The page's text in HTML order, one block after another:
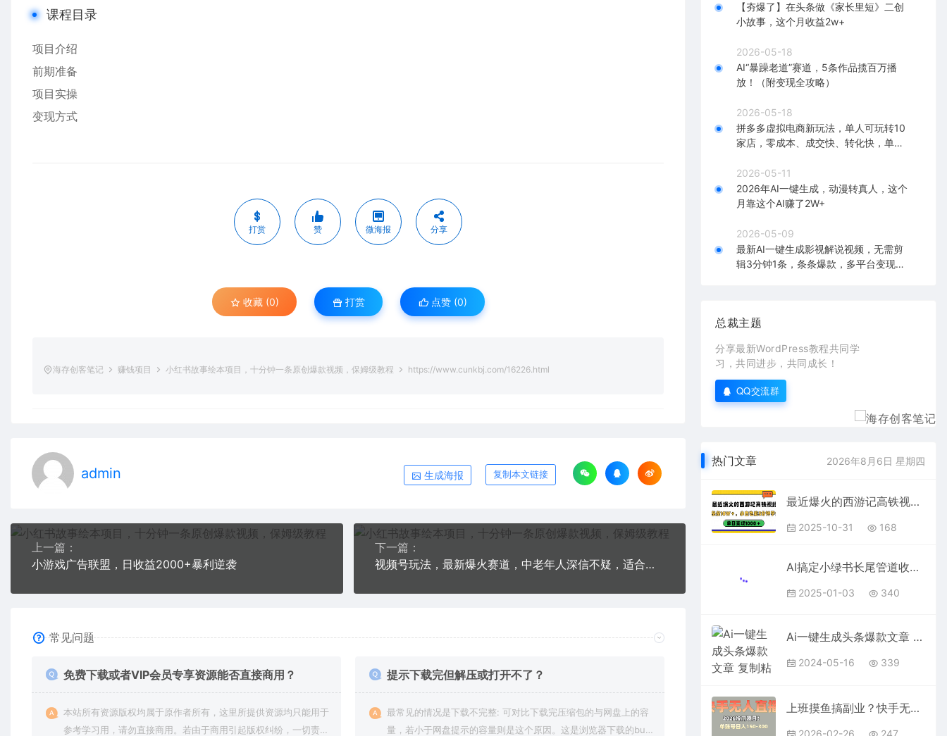
课程目录
项目介绍
前期准备
项目实操
变现方式
打赏 赞 微海报 分享
收藏 (0) 打赏 点赞 (0)
海存创客笔记 赚钱项目 小红书故事绘本项目，十分钟一条原创爆款视频，保姆级教程 https://www.cunkbj.com/16226.html
admin 生成海报 复制本文链接
上一篇：
小游戏广告联盟，日收益2000+暴利逆袭
下一篇：
视频号玩法，最新爆火赛道，中老年人深信不疑，适合小白，宝妈，轻松实现日入1000+
常见问题
免费下载或者VIP会员专享资源能否直接商用？
本站所有资源版权均属于原作者所有，这里所提供资源均只能用于
参考学习用，请勿直接商用。若由于商用引起版权纠纷，一切责任
提示下载完但解压或打开不了？
最常见的情况是下载不完整: 可对比下载完压缩包的与网盘上的容
量，若小于网盘提示的容量则是这个原因。这是浏览器下载的bu
【夯爆了】在头条做《家长里短》二创
小故事，这个月收益2w+
2026-05-18
AI“暴躁老道”赛道，5条作品揽百万播
放！（附变现全攻略）
2026-05-18
拼多多虚拟电商新玩法，单人可玩转10
家店，零成本、成交快、转化快，单店
2026-05-11
2026年AI一键生成，动漫转真人，这个
月靠这个AI赚了2W+
2026-05-09
最新AI一键生成影视解说视频，无需剪
辑3分钟1条，条条爆款，多平台变现日
总裁主题
分享最新WordPress教程共同学
习，共同进步，共同成长！
QQ交流群
热门文章 2026年8月6日 星期四
最近爆火的西游记高铁视频，条条10W＋，小白也能5分钟学会，单日变现1000＋
2025-10-31 168
AI搞定小绿书长尾管道收益 破天流量富贵你还没接？ 简单复制黏贴图文赛道 爆款选题 秒生3000+图文 橱窗带货 直播
2025-01-03 340
2024-05-16 339
2026-02-26 247